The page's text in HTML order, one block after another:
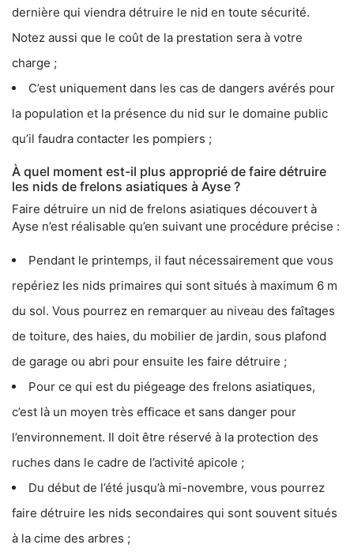
dernière qui viendra détruire le nid en toute sécurité.
Notez aussi que le coût de la prestation sera à votre
charge ;
C’est uniquement dans les cas de dangers avérés pour
la population et la présence du nid sur le domaine public
qu’il faudra contacter les pompiers ;
À quel moment est-il plus approprié de faire détruire
les nids de frelons asiatiques à Ayse ?
Faire détruire un nid de frelons asiatiques découvert à
Ayse n’est réalisable qu’en suivant une procédure précise :
Pendant le printemps, il faut nécessairement que vous
repériez les nids primaires qui sont situés à maximum 6 m
du sol. Vous pourrez en remarquer au niveau des faîtages
de toiture, des haies, du mobilier de jardin, sous plafond
de garage ou abri pour ensuite les faire détruire ;
Pour ce qui est du piégeage des frelons asiatiques,
c’est là un moyen très efficace et sans danger pour
l’environnement. Il doit être réservé à la protection des
ruches dans le cadre de l’activité apicole ;
Du début de l’été jusqu’à mi-novembre, vous pourrez
faire détruire les nids secondaires qui sont souvent situés
à la cime des arbres ;